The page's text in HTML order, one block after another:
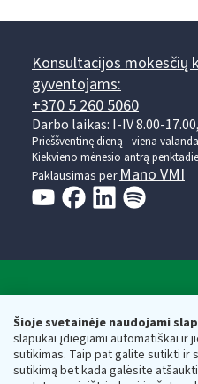
Šioje svetainėje naudojami
slapukai įdiegiami automatiškai ir
sutikimas. Taip pat galite sutikti ir
sutikimą bet kada galėsite
Konsultacijos mokesčių
gyventojams:
+370 5 260 5060
Darbo laikas: I-IV 8.00-
Prieššventinę dieną - viena
Kiekvieno mėnesio antrą
Paklausimas perMano VMI
Valstybinė mokesčių
Respublikos finansų
Biudžetinė įstaiga. Juridinio
adresas: Vasario 16-osios g. 14,
vmi@vmi.lt , E. pristatymo dėžutės